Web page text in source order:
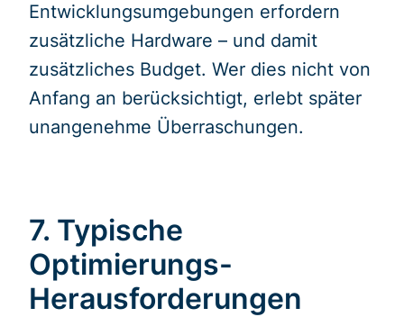
Entwicklungsumgebungen erfordern
zusätzliche Hardware – und damit
zusätzliches Budget. Wer dies nicht von
Anfang an berücksichtigt, erlebt später
unangenehme Überraschungen.
7. Typische
Optimierungs-
Herausforderungen